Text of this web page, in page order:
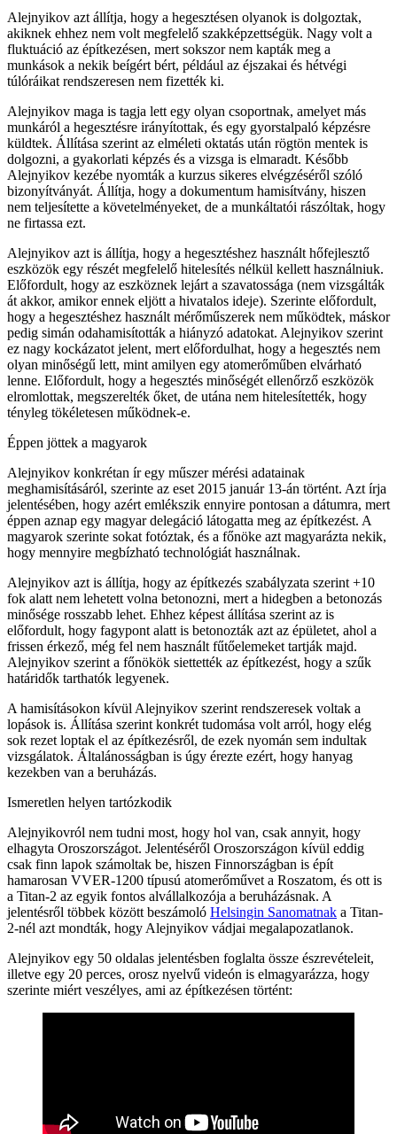
Alejnyikov azt állítja, hogy a hegesztésen olyanok is dolgoztak,
akiknek ehhez nem volt megfelelő szakképzettségük. Nagy volt a
fluktuáció az építkezésen, mert sokszor nem kapták meg a
munkások a nekik beígért bért, például az éjszakai és hétvégi
túlóráikat rendszeresen nem fizették ki.
Alejnyikov maga is tagja lett egy olyan csoportnak, amelyet más
munkáról a hegesztésre irányítottak, és egy gyorstalpaló képzésre
küldtek. Állítása szerint az elméleti oktatás után rögtön mentek is
dolgozni, a gyakorlati képzés és a vizsga is elmaradt. Később
Alejnyikov kezébe nyomták a kurzus sikeres elvégzéséről szóló
bizonyítványát. Állítja, hogy a dokumentum hamisítvány, hiszen
nem teljesítette a követelményeket, de a munkáltatói rászóltak, hogy
ne firtassa ezt.
Alejnyikov azt is állítja, hogy a hegesztéshez használt hőfejlesztő
eszközök egy részét megfelelő hitelesítés nélkül kellett használniuk.
Előfordult, hogy az eszköznek lejárt a szavatossága (nem vizsgálták
át akkor, amikor ennek eljött a hivatalos ideje). Szerinte előfordult,
hogy a hegesztéshez használt mérőműszerek nem működtek, máskor
pedig simán odahamisították a hiányzó adatokat. Alejnyikov szerint
ez nagy kockázatot jelent, mert előfordulhat, hogy a hegesztés nem
olyan minőségű lett, mint amilyen egy atomerőműben elvárható
lenne. Előfordult, hogy a hegesztés minőségét ellenőrző eszközök
elromlottak, megszerelték őket, de utána nem hitelesítették, hogy
tényleg tökéletesen működnek-e.
Éppen jöttek a magyarok
Alejnyikov konkrétan ír egy műszer mérési adatainak
meghamisításáról, szerinte az eset 2015 január 13-án történt. Azt írja
jelentésében, hogy azért emlékszik ennyire pontosan a dátumra, mert
éppen aznap egy magyar delegáció látogatta meg az építkezést. A
magyarok szerinte sokat fotóztak, és a főnöke azt magyarázta nekik,
hogy mennyire megbízható technológiát használnak.
Alejnyikov azt is állítja, hogy az építkezés szabályzata szerint +10
fok alatt nem lehetett volna betonozni, mert a hidegben a betonozás
minősége rosszabb lehet. Ehhez képest állítása szerint az is
előfordult, hogy fagypont alatt is betonozták azt az épületet, ahol a
frissen érkező, még fel nem használt fűtőelemeket tartják majd.
Alejnyikov szerint a főnökök siettették az építkezést, hogy a szűk
határidők tarthatók legyenek.
A hamisításokon kívül Alejnyikov szerint rendszeresek voltak a
lopások is. Állítása szerint konkrét tudomása volt arról, hogy elég
sok rezet loptak el az építkezésről, de ezek nyomán sem indultak
vizsgálatok. Általánosságban is úgy érezte ezért, hogy hanyag
kezekben van a beruházás.
Ismeretlen helyen tartózkodik
Alejnyikovról nem tudni most, hogy hol van, csak annyit, hogy
elhagyta Oroszországot. Jelentéséről Oroszországon kívül eddig
csak finn lapok számoltak be, hiszen Finnországban is épít
hamarosan VVER-1200 típusú atomerőművet a Roszatom, és ott is
a Titan-2 az egyik fontos alvállalkozója a beruházásnak. A
jelentésről többek között beszámoló Helsingin Sanomatnak a Titan-
2-nél azt mondták, hogy Alejnyikov vádjai megalapozatlanok.
Alejnyikov egy 50 oldalas jelentésben foglalta össze észrevételeit,
illetve egy 20 perces, orosz nyelvű videón is elmagyarázza, hogy
szerinte miért veszélyes, ami az építkezésen történt: